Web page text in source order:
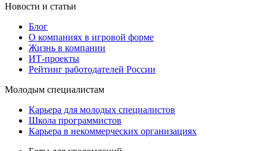
Новости и статьи
Блог
О компаниях в игровой форме
Жизнь в компании
ИТ-проекты
Рейтинг работодателей России
Молодым специалистам
Карьера для молодых специалистов
Школа программистов
Карьера в некоммерческих организациях